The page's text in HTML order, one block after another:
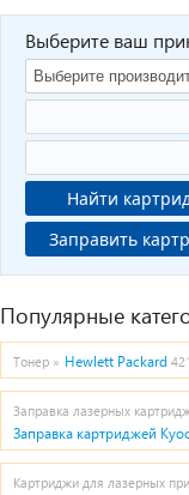
Выберите ваш
Найти
Популярные
Тонер » Hewlett Packard 421
Заправка лазерных
Заправка картриджей
Картриджи для лазерных